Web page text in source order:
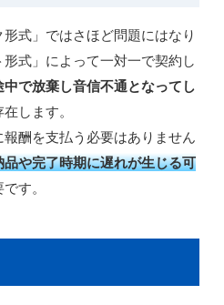
形式」ではさほど問題にはなり
式」によって一対一で契約し
中で放棄し音信不通となってし
します。
酬を支払う必要はありません
品や完了時期に遅れが生じる可
す。